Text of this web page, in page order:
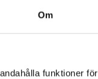
Om
funktioner för